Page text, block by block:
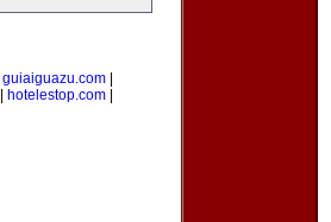
guiaiguazu.com|
hotelestop.com|